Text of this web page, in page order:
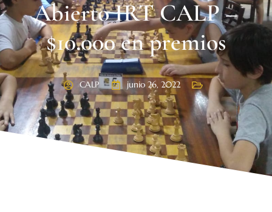
Abierto IRT CALP –
$10.000 en premios
CALP junio 26, 2022